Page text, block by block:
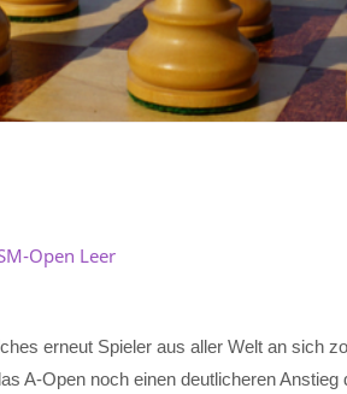
Open Leer
erneut Spieler aus aller Welt an sich
A-Open noch einen deutlicheren Anstieg